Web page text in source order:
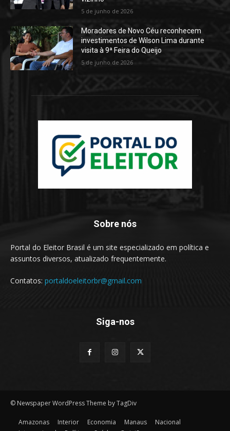
5 de junho de 2026
Moradores de Novo Céu reconhecem
investimentos de Wilson Lima durante
visita à 9ª Feira do Queijo
5 de junho de 2026
Sobre nós
Portal do Eleitor Brasil é um site especializado em política e
assuntos diversos, atualizado frequentemente.
Contatos: portaldoeleitorbr@gmail.com
Siga-nos
© Newspaper WordPress Theme by TagDiv
Amazonas Interior Economia Manaus
Nacional